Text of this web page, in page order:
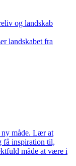
og landskab
landskabet fra
ny måde. Lær at
få inspiration til,
måde at være i